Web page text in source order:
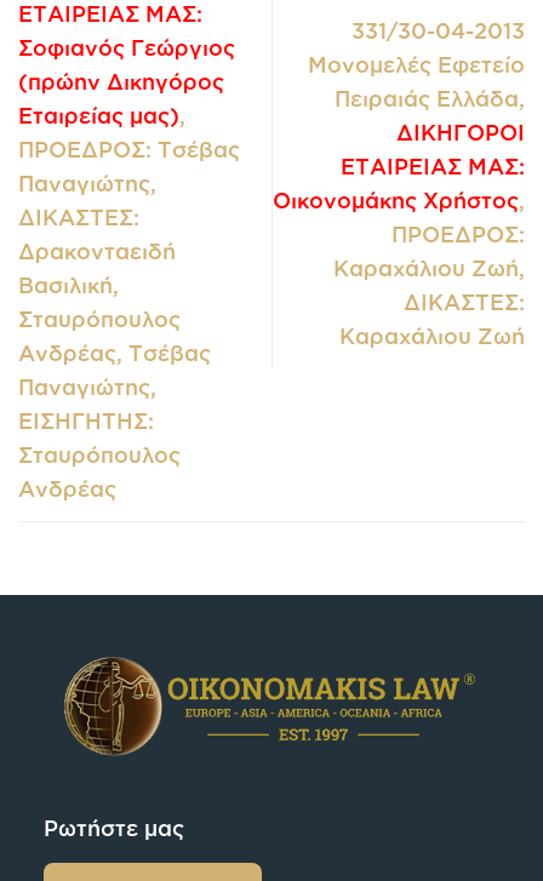
ΕΤΑΙΡΕΙΑΣ ΜΑΣ:
Σοφιανός Γεώργιος
(πρώην Δικηγόρος
Εταιρείας μας),
ΠΡΟΕΔΡΟΣ: Τσέβας
Παναγιώτης,
ΔΙΚΑΣΤΕΣ:
Δρακονταειδή
Βασιλική,
Σταυρόπουλος
Ανδρέας, Τσέβας
Παναγιώτης,
ΕΙΣΗΓΗΤΗΣ:
Σταυρόπουλος
Ανδρέας
331/30-04-2013
Μονομελές Εφετείο
Πειραιάς Ελλάδα,
ΔΙΚΗΓΟΡΟΙ
ΕΤΑΙΡΕΙΑΣ ΜΑΣ:
Οικονομάκης Χρήστος,
ΠΡΟΕΔΡΟΣ:
Καραχάλιου Ζωή,
ΔΙΚΑΣΤΕΣ:
Καραχάλιου Ζωή
Ρωτήστε μας